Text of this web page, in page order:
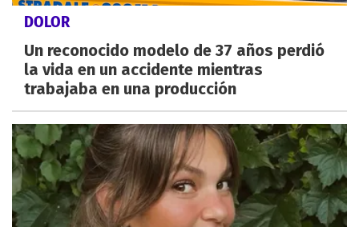
DOLOR
Un reconocido modelo de 37 años perdió
la vida en un accidente mientras
trabajaba en una producción